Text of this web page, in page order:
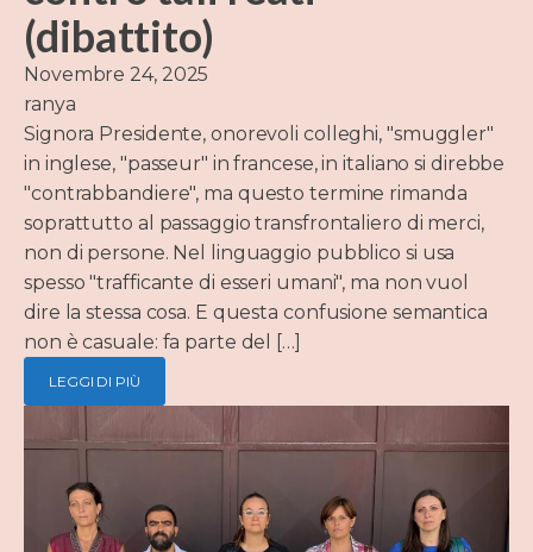
(dibattito)
Novembre 24, 2025
ranya
Signora Presidente, onorevoli colleghi, "smuggler"
in inglese, "passeur" in francese, in italiano si direbbe
"contrabbandiere", ma questo termine rimanda
soprattutto al passaggio transfrontaliero di merci,
non di persone. Nel linguaggio pubblico si usa
spesso "trafficante di esseri umani", ma non vuol
dire la stessa cosa. E questa confusione semantica
non è casuale: fa parte del […]
LEGGI DI PIÙ